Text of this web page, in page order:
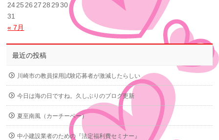
« 7月
2425 26 27 28 29 30
31
最近の投稿
川崎市の教員採用試験応募者が激減したらしい
今日は海の日ですね。久しぶりのブログ更新
夏至南風（カーチーベー）
中小建設業者のための『法定福利費セミナー』